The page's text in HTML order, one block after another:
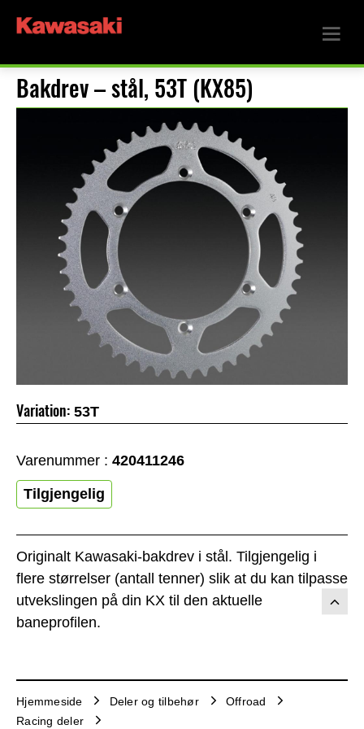
Bakdrev – stål, 53T (KX85)
Originalt Kawasaki-bakdrev i stål. Tilgjengelig i
flere størrelser (antall tenner) slik at du kan tilpasse
utvekslingen på din KX til den aktuelle
baneprofilen.
Variation: 53T
Varenummer : 420411246
Tilgjengelig
Hjemmeside Deler og tilbehør
Offroad
Racing deler